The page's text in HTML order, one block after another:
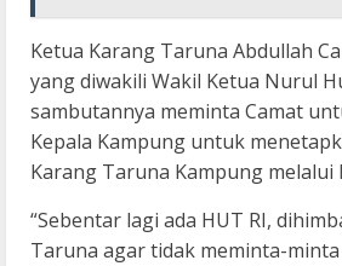
Ketua Karang Taruna Abdullah
yang diwakili Wakil Ketua Nurul
sambutannya meminta Camat
Kepala Kampung untuk
Karang Taruna Kampung melalui
“Sebentar lagi ada HUT RI,
Taruna agar tidak meminta-